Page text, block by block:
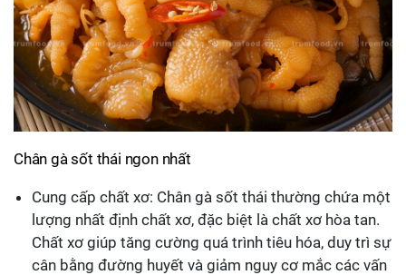
Chân gà sốt thái ngon nhất
Cung cấp chất xơ: Chân gà sốt thái thường chứa một
lượng nhất định chất xơ, đặc biệt là chất xơ hòa tan.
Chất xơ giúp tăng cường quá trình tiêu hóa, duy trì sự
cân bằng đường huyết và giảm nguy cơ mắc các vấn